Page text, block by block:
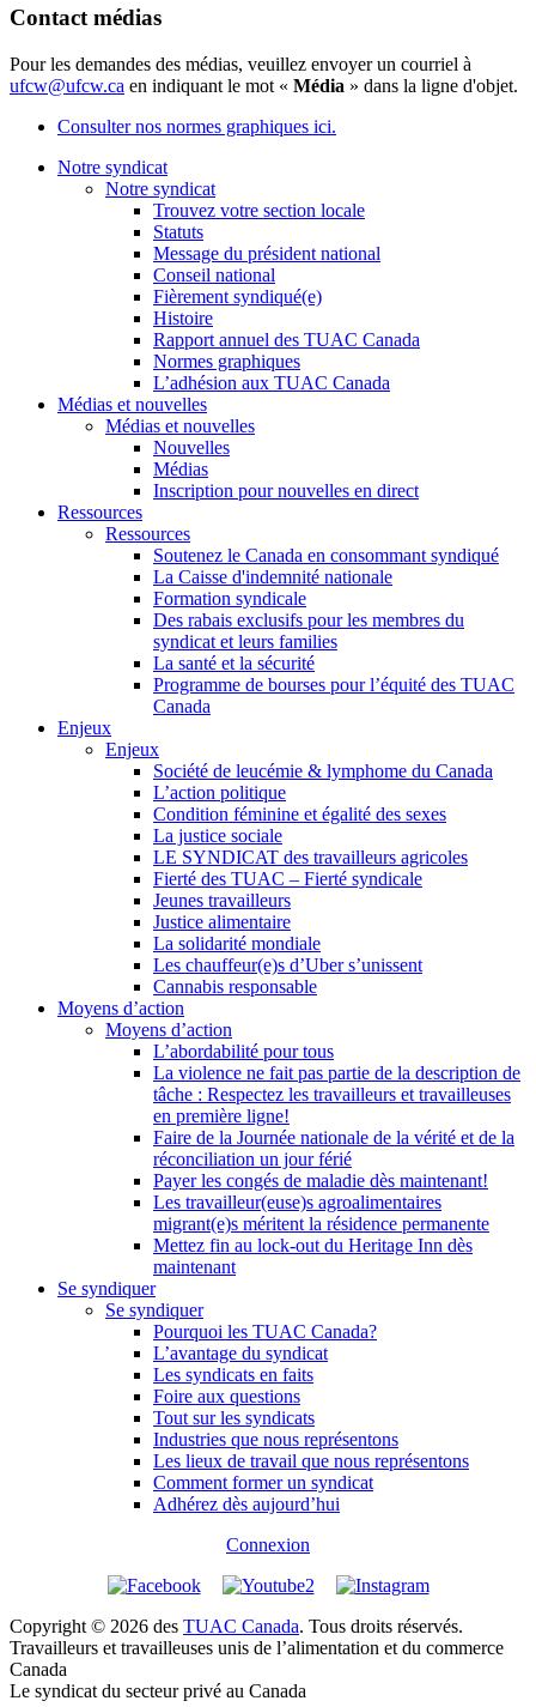
Contact médias
Pour les demandes des médias, veuillez envoyer un courriel à
ufcw@ufcw.ca en indiquant le mot « Média » dans la ligne d'objet.
Consulter nos normes graphiques ici.
Notre syndicat
Notre syndicat
Trouvez votre section locale
Statuts
Message du président national
Conseil national
Fièrement syndiqué(e)
Histoire
Rapport annuel des TUAC Canada
Normes graphiques
L’adhésion aux TUAC Canada
Médias et nouvelles
Médias et nouvelles
Nouvelles
Médias
Inscription pour nouvelles en direct
Ressources
Ressources
Soutenez le Canada en consommant syndiqué
La Caisse d'indemnité nationale
Formation syndicale
Des rabais exclusifs pour les membres du
syndicat et leurs families
La santé et la sécurité
Programme de bourses pour l’équité des TUAC
Canada
Enjeux
Enjeux
Société de leucémie & lymphome du Canada
L’action politique
Condition féminine et égalité des sexes
La justice sociale
LE SYNDICAT des travailleurs agricoles
Fierté des TUAC – Fierté syndicale
Jeunes travailleurs
Justice alimentaire
La solidarité mondiale
Les chauffeur(e)s d’Uber s’unissent
Cannabis responsable
Moyens d’action
Moyens d’action
L’abordabilité pour tous
La violence ne fait pas partie de la description de
tâche : Respectez les travailleurs et travailleuses
en première ligne!
Faire de la Journée nationale de la vérité et de la
réconciliation un jour férié
Payer les congés de maladie dès maintenant!
Les travailleur(euse)s agroalimentaires
migrant(e)s méritent la résidence permanente
Mettez fin au lock-out du Heritage Inn dès
maintenant
Se syndiquer
Se syndiquer
Pourquoi les TUAC Canada?
L’avantage du syndicat
Les syndicats en faits
Foire aux questions
Tout sur les syndicats
Industries que nous représentons
Les lieux de travail que nous représentons
Comment former un syndicat
Adhérez dès aujourd’hui
Connexion
Copyright © 2026 des TUAC Canada. Tous droits réservés.
Travailleurs et travailleuses unis de l’alimentation et du commerce
Canada
Le syndicat du secteur privé au Canada